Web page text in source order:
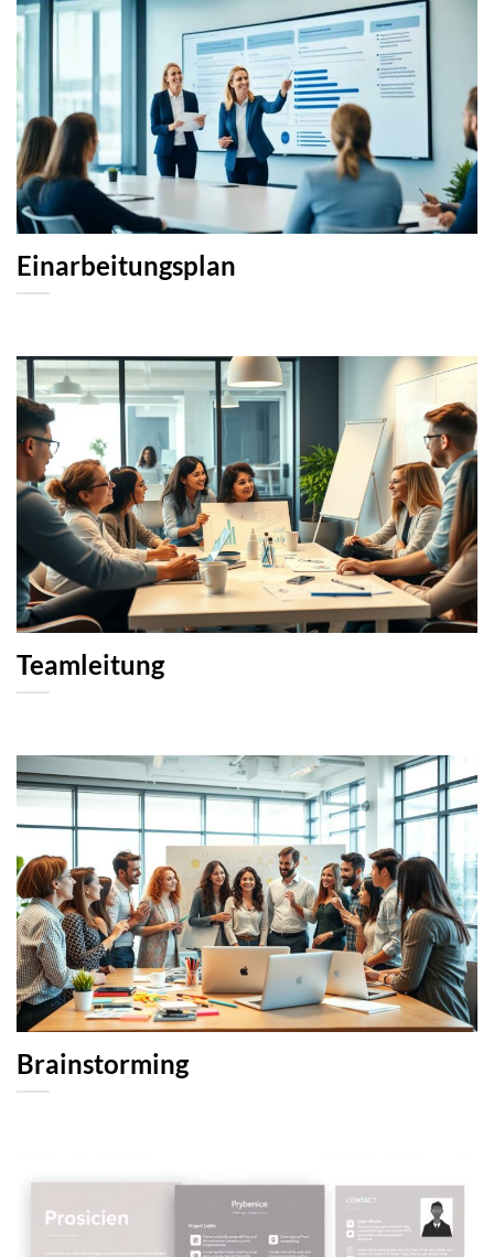
Einarbeitungsplan
Teamleitung
Brainstorming